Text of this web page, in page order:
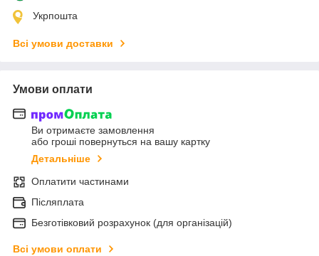
Укрпошта
Всі умови доставки
Умови оплати
Ви отримаєте замовлення
або гроші повернуться на вашу картку
Детальніше
Оплатити частинами
Післяплата
Безготівковий розрахунок (для організацій)
Всі умови оплати